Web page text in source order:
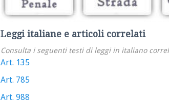
Leggi italiane e articoli correlati
Consulta i seguenti testi di leggi in italiano
Art. 135
Art. 785
Art. 988